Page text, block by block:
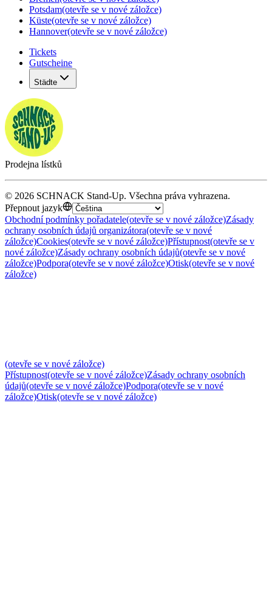
Potsdam(otevře se v nové záložce)
Küste(otevře se v nové záložce)
Hannover(otevře se v nové záložce)
Tickets
Gutscheine
Städte
Prodejna lístků
© 2026 SCHNACK Stand-Up. Všechna práva vyhrazena.
Přepnout jazyk
Obchodní podmínky pořadatele(otevře se v nové záložce)Zásady
ochrany osobních údajů organizátora(otevře se v nové
záložce)Cookies(otevře se v nové záložce)Přístupnost(otevře se v
nové záložce)Zásady ochrany osobních údajů(otevře se v nové
záložce)Podpora(otevře se v nové záložce)Otisk(otevře se v nové
záložce)
(otevře se v nové záložce)
Přístupnost(otevře se v nové záložce)Zásady ochrany osobních
údajů(otevře se v nové záložce)Podpora(otevře se v nové
záložce)Otisk(otevře se v nové záložce)